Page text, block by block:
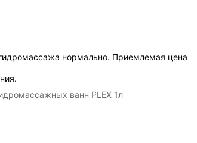
нормально. Приемлемая цена
ванн PLEX 1л